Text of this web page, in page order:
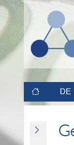
DE